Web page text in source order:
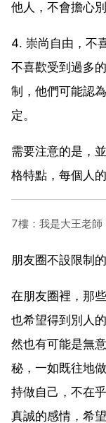
他人，不會擔心
4. 崇尚自由，不
不喜歡受到過多
制，他們可能認
定。
需要注意的是，
格特點，每個人
7樓：我是大王老師
朋友圈不設限制
在朋友圈裡，那
也希望得到別人
然也有可能是無
秘，一如既往地
持做自己，不在
真誠的感情，希